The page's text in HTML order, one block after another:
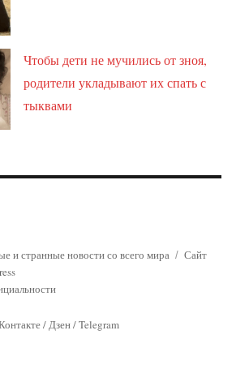
Чтобы дети не мучились от зноя,
родители укладывают их спать с
тыквами
и странные новости со всего мира
Сайт
/Дзен/Telegram